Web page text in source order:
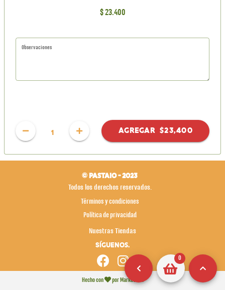
0
$ 23.400
Observaciones
1 Agregar $23,400
© Pastaio - 2023
Todos los derechos reservados.
Términos y condiciones
Política de privacidad
Nuestras Tiendas
Síguenos.
Hecho con por Market Mix